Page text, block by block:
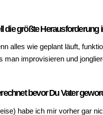
die größte
alles wie geplant läuft,
improvisieren und
bevor Du Vater
habe ich mir vorher gar